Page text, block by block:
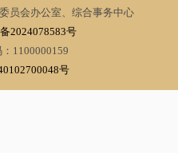
员会办公室、综合事务中心
2024078583号
1100000159
号